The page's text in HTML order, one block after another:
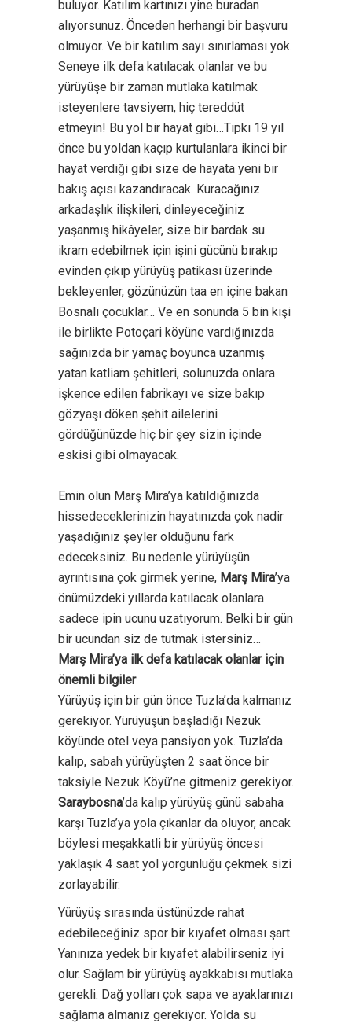
buluyor. Katılım kartınızı yine buradan
alıyorsunuz. Önceden herhangi bir başvuru
olmuyor. Ve bir katılım sayı sınırlaması yok.
Seneye ilk defa katılacak olanlar ve bu
yürüyüşe bir zaman mutlaka katılmak
isteyenlere tavsiyem, hiç tereddüt
etmeyin! Bu yol bir hayat gibi…Tıpkı 19 yıl
önce bu yoldan kaçıp kurtulanlara ikinci bir
hayat verdiği gibi size de hayata yeni bir
bakış açısı kazandıracak. Kuracağınız
arkadaşlık ilişkileri, dinleyeceğiniz
yaşanmış hikâyeler, size bir bardak su
ikram edebilmek için işini gücünü bırakıp
evinden çıkıp yürüyüş patikası üzerinde
bekleyenler, gözünüzün taa en içine bakan
Bosnalı çocuklar… Ve en sonunda 5 bin kişi
ile birlikte Potoçari köyüne vardığınızda
sağınızda bir yamaç boyunca uzanmış
yatan katliam şehitleri, solunuzda onlara
işkence edilen fabrikayı ve size bakıp
gözyaşı döken şehit ailelerini
gördüğünüzde hiç bir şey sizin içinde
eskisi gibi olmayacak.
Emin olun Marş Mira’ya katıldığınızda
hissedeceklerinizin hayatınızda çok nadir
yaşadığınız şeyler olduğunu fark
edeceksiniz. Bu nedenle yürüyüşün
ayrıntısına çok girmek yerine, Marş Mira’ya
önümüzdeki yıllarda katılacak olanlara
sadece ipin ucunu uzatıyorum. Belki bir gün
bir ucundan siz de tutmak istersiniz…
Marş Mira’ya ilk defa katılacak olanlar için
önemli bilgiler
Yürüyüş için bir gün önce Tuzla’da kalmanız
gerekiyor. Yürüyüşün başladığı Nezuk
köyünde otel veya pansiyon yok. Tuzla’da
kalıp, sabah yürüyüşten 2 saat önce bir
taksiyle Nezuk Köyü’ne gitmeniz gerekiyor.
Saraybosna’da kalıp yürüyüş günü sabaha
karşı Tuzla’ya yola çıkanlar da oluyor, ancak
böylesi meşakkatli bir yürüyüş öncesi
yaklaşık 4 saat yol yorgunluğu çekmek sizi
zorlayabilir.
Yürüyüş sırasında üstünüzde rahat
edebileceğiniz spor bir kıyafet olması şart.
Yanınıza yedek bir kıyafet alabilirseniz iyi
olur. Sağlam bir yürüyüş ayakkabısı mutlaka
gerekli. Dağ yolları çok sapa ve ayaklarınızı
sağlama almanız gerekiyor. Yolda su